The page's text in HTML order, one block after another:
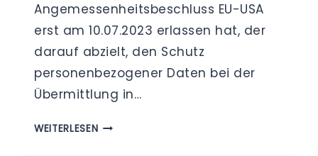
Angemessenheitsbeschluss EU-USA
erst am 10.07.2023 erlassen hat, der
darauf abzielt, den Schutz
personenbezogener Daten bei der
Übermittlung in…
WEITERLESENAUSBLICK